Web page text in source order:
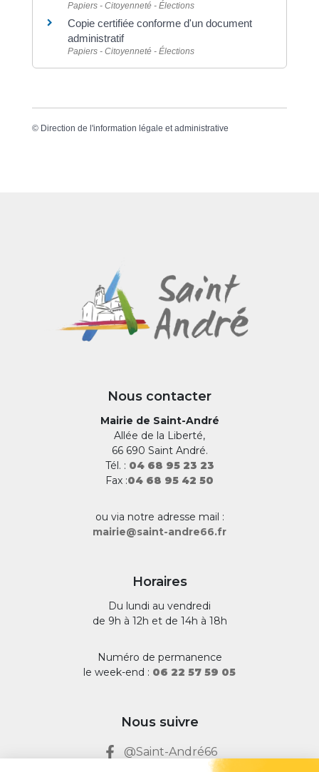
Papiers - Citoyenneté - Élections
Copie certifiée conforme d'un document
administratif
Papiers - Citoyenneté - Élections
© Direction de l'information légale et administrative
Nous contacter
Mairie de Saint-André
Allée de la Liberté,
66 690 Saint André.
Tél. : 04 68 95 23 23
Fax :04 68 95 42 50
ou via notre adresse mail :
mairie@saint-andre66.fr
Horaires
Du lundi au vendredi
de 9h à 12h et de 14h à 18h
Numéro de permanence
le week-end : 06 22 57 59 05
Nous suivre
@Saint-André66